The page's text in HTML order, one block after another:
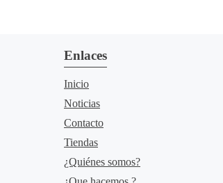
Enlaces
Inicio
Noticias
Contacto
Tiendas
¿Quiénes somos?